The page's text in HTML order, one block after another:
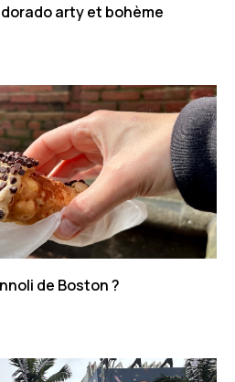
arty et bohème
de Boston ?